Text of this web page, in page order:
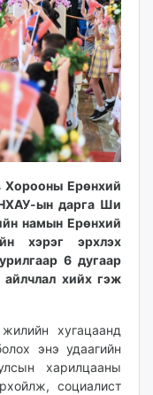
Ерөнхий
ын дарга Ши
намын Ерөнхий
хэрэг эрхлэх
6 дугаар
хийх гэж
хугацаанд
энэ удаагийн
харилцааны
социалист